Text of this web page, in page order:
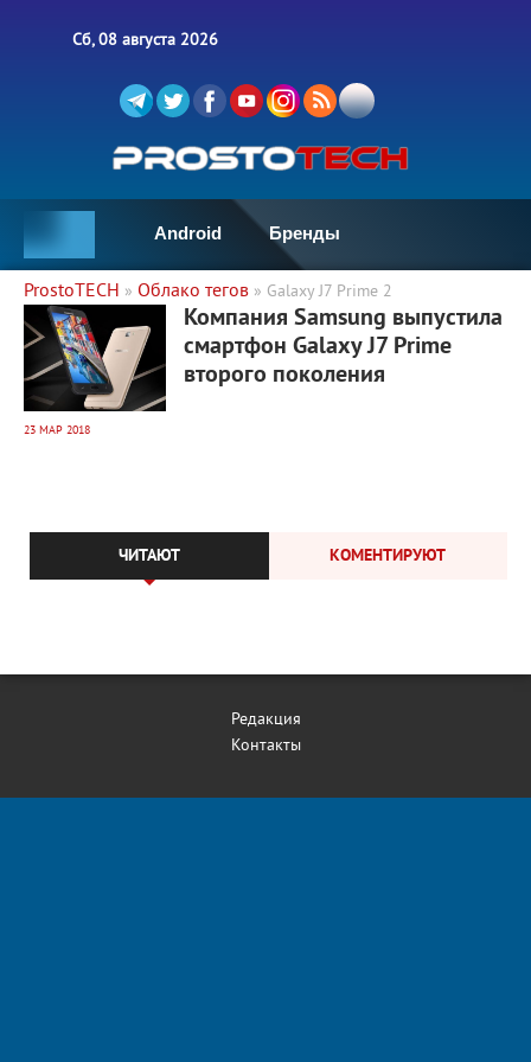
Сб, 08 августа 2026
Android Бренды
ProstoTECH » Облако тегов » Galaxy J7 Рrime 2
4 593 0
Компания Samsung выпустила
смартфон Galaxy J7 Рrime
второго поколения
23 МАР 2018
ЧИТАЮТ КОМЕНТИРУЮТ
Редакция
Контакты